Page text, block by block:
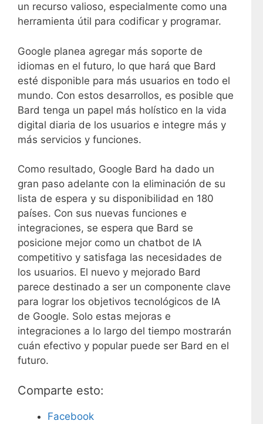
un recurso valioso, especialmente como una
herramienta útil para codificar y programar.
Google planea agregar más soporte de
idiomas en el futuro, lo que hará que Bard
esté disponible para más usuarios en todo el
mundo. Con estos desarrollos, es posible que
Bard tenga un papel más holístico en la vida
digital diaria de los usuarios e integre más y
más servicios y funciones.
Como resultado, Google Bard ha dado un
gran paso adelante con la eliminación de su
lista de espera y su disponibilidad en 180
países. Con sus nuevas funciones e
integraciones, se espera que Bard se
posicione mejor como un chatbot de IA
competitivo y satisfaga las necesidades de
los usuarios. El nuevo y mejorado Bard
parece destinado a ser un componente clave
para lograr los objetivos tecnológicos de IA
de Google. Solo estas mejoras e
integraciones a lo largo del tiempo mostrarán
cuán efectivo y popular puede ser Bard en el
futuro.
Comparte esto:
Facebook